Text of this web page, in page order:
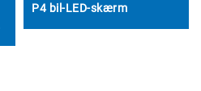
P4 bil-LED-skærm